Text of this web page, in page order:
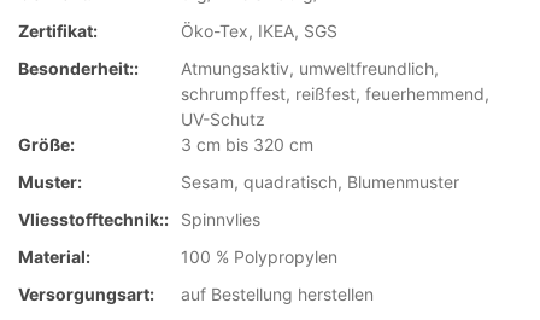
Zertifikat:
Öko-Tex, IKEA, SGS
Besonderheit::
Atmungsaktiv, umweltfreundlich,
schrumpffest, reißfest, feuerhemmend,
UV-Schutz
Größe:
3 cm bis 320 cm
Muster:
Sesam, quadratisch, Blumenmuster
Vliesstofftechnik::
Spinnvlies
Material:
100 % Polypropylen
Versorgungsart:
auf Bestellung herstellen